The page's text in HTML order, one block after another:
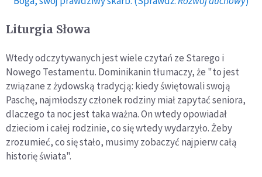
Liturgia Słowa
Wtedy odczytywanych jest wiele czytań ze Starego i
Nowego Testamentu. Dominikanin tłumaczy, że "to jest
związane z żydowską tradycją: kiedy świętowali swoją
Paschę, najmłodszy członek rodziny miał zapytać seniora,
dlaczego ta noc jest taka ważna. On wtedy opowiadał
dzieciom i całej rodzinie, co się wtedy wydarzyło. Żeby
zrozumieć, co się stało, musimy zobaczyć najpierw całą
historię świata".